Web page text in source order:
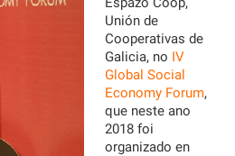
Unión de
Cooperativas de
Galicia, no IV
Global Social
Economy Forum,
que neste ano
2018 foi
organizado en